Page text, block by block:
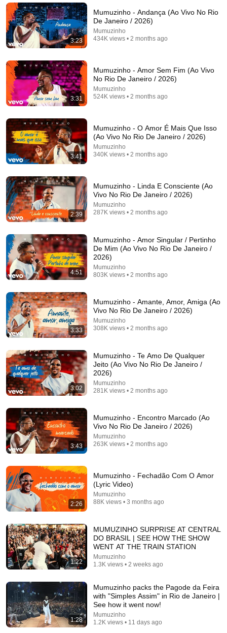
Thiaguinho - Tardezinha 10 Anos (Ao Vivo)
Thiaguinho • 7.4M views
Encontro de Batuqueiros - Seleção do Samba (EDB
canta Revelação) - Ao Vivo
EDB - Encontro de Batuqueiros
Pagode – 1 Hora Só de Hit | Grupo TeDeJoTa
Grupo TeDeJota • 9.1M views
Digo Mix Gravações
55 views
3:23
Mumuzinho - Andança (Ao Vivo No Rio
De Janeiro / 2026)
Mumuzinho
434K views • 2 months ago
3:31
Mumuzinho - Amor Sem Fim (Ao Vivo
No Rio De Janeiro / 2026)
Mumuzinho
524K views • 2 months ago
3:41
Mumuzinho - O Amor É Mais Que Isso
(Ao Vivo No Rio De Janeiro / 2026)
Mumuzinho
340K views • 2 months ago
2:39
Mumuzinho - Linda E Consciente (Ao
Vivo No Rio De Janeiro / 2026)
Mumuzinho
287K views • 2 months ago
4:51
Mumuzinho - Amor Singular / Pertinho
De Mim (Ao Vivo No Rio De Janeiro /
2026)
Mumuzinho
803K views • 2 months ago
3:33
Mumuzinho - Amante, Amor, Amiga (Ao
Vivo No Rio De Janeiro / 2026)
Mumuzinho
308K views • 2 months ago
3:02
Mumuzinho - Te Amo De Qualquer
Jeito (Ao Vivo No Rio De Janeiro /
2026)
Mumuzinho
281K views • 2 months ago
3:43
Mumuzinho - Encontro Marcado (Ao
Vivo No Rio De Janeiro / 2026)
Mumuzinho
263K views • 2 months ago
2:26
Mumuzinho - Fechadão Com O Amor
(Lyric Video)
Mumuzinho
88K views • 3 months ago
1:22
MUMUZINHO SURPRISE AT CENTRAL
DO BRASIL | SEE HOW THE SHOW
WENT AT THE TRAIN STATION
Mumuzinho
1.3K views • 2 weeks ago
1:28
Mumuzinho packs the Pagode da Feira
with "Simples Assim" in Rio de Janeiro |
See how it went now!
Mumuzinho
1.2K views • 11 days ago